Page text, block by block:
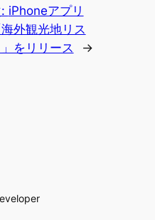
iPhoneアプリ
海外観光地リス
」をリリース
→